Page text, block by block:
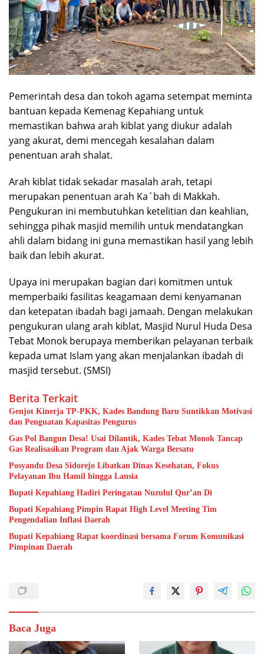
Pemerintah desa dan tokoh agama setempat meminta
bantuan kepada Kemenag Kepahiang untuk
memastikan bahwa arah kiblat yang diukur adalah
yang akurat, demi mencegah kesalahan dalam
penentuan arah shalat.
Arah kiblat tidak sekadar masalah arah, tetapi
merupakan penentuan arah Ka`bah di Makkah.
Pengukuran ini membutuhkan ketelitian dan keahlian,
sehingga pihak masjid memilih untuk mendatangkan
ahli dalam bidang ini guna memastikan hasil yang lebih
baik dan lebih akurat.
Upaya ini merupakan bagian dari komitmen untuk
memperbaiki fasilitas keagamaan demi kenyamanan
dan ketepatan ibadah bagi jamaah. Dengan melakukan
pengukuran ulang arah kiblat, Masjid Nurul Huda Desa
Tebat Monok berupaya memberikan pelayanan terbaik
kepada umat Islam yang akan menjalankan ibadah di
masjid tersebut. (SMSI)
Berita Terkait
Genjot Kinerja TP-PKK, Kades Bandung Baru Suntikkan Motivasi
dan Penguatan Kapasitas Pengurus
Gas Pol Bangun Desa! Usai Dilantik, Kades Tebat Monok Tancap
Gas Realisasikan Program dan Ajak Warga Bersatu
Posyandu Desa Sidorejo Libatkan Dinas Kesehatan, Fokus
Pelayanan Ibu Hamil hingga Lansia
Bupati Kepahiang Hadiri Peringatan Nuzulul Qur’an Di
Bupati Kepahiang Pimpin Rapat High Level Meeting Tim
Pengendalian Inflasi Daerah
Bupati Kepahiang Rapat koordinasi bersama Forum Komunikasi
Pimpinan Daerah
Baca Juga